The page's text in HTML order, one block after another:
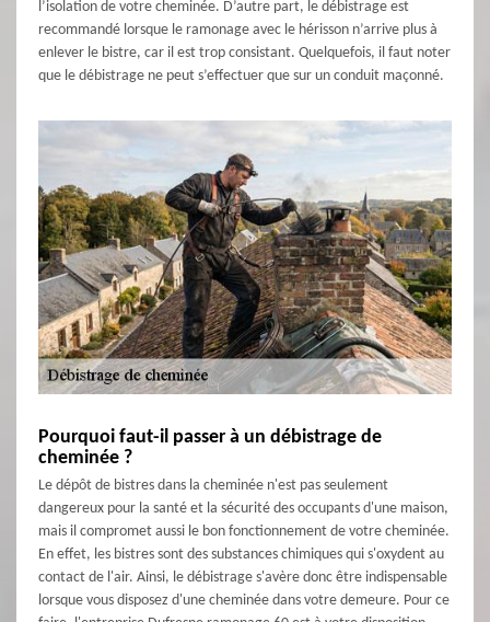
l’isolation de votre cheminée. D’autre part, le débistrage est
recommandé lorsque le ramonage avec le hérisson n’arrive plus à
enlever le bistre, car il est trop consistant. Quelquefois, il faut noter
que le débistrage ne peut s’effectuer que sur un conduit maçonné.
Pourquoi faut-il passer à un débistrage de
cheminée ?
Le dépôt de bistres dans la cheminée n'est pas seulement
dangereux pour la santé et la sécurité des occupants d'une maison,
mais il compromet aussi le bon fonctionnement de votre cheminée.
En effet, les bistres sont des substances chimiques qui s'oxydent au
contact de l'air. Ainsi, le débistrage s'avère donc être indispensable
lorsque vous disposez d'une cheminée dans votre demeure. Pour ce